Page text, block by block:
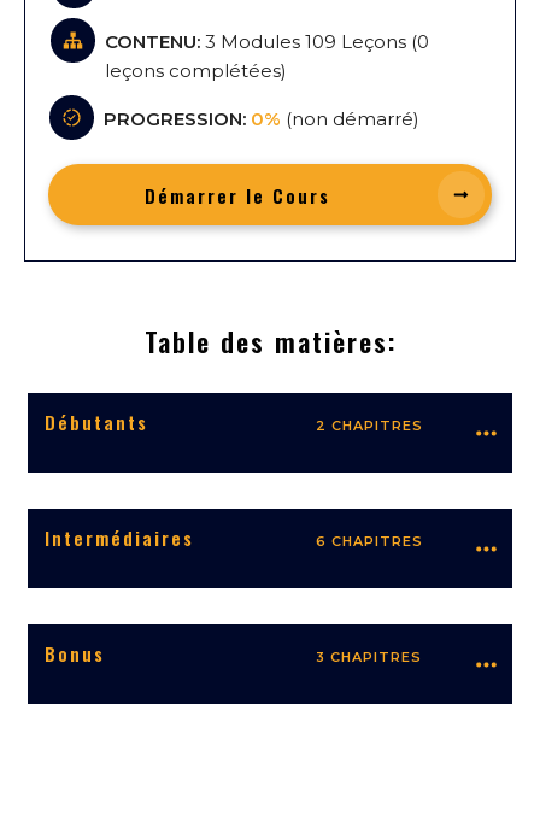
CONTENU: 3 Modules 109 Leçons (0
leçons complétées)
PROGRESSION: 0% (non démarré)
Démarrer le Cours
Table des matières:
Débutants 2 CHAPITRES
Intermédiaires 6 CHAPITRES
Bonus 3 CHAPITRES